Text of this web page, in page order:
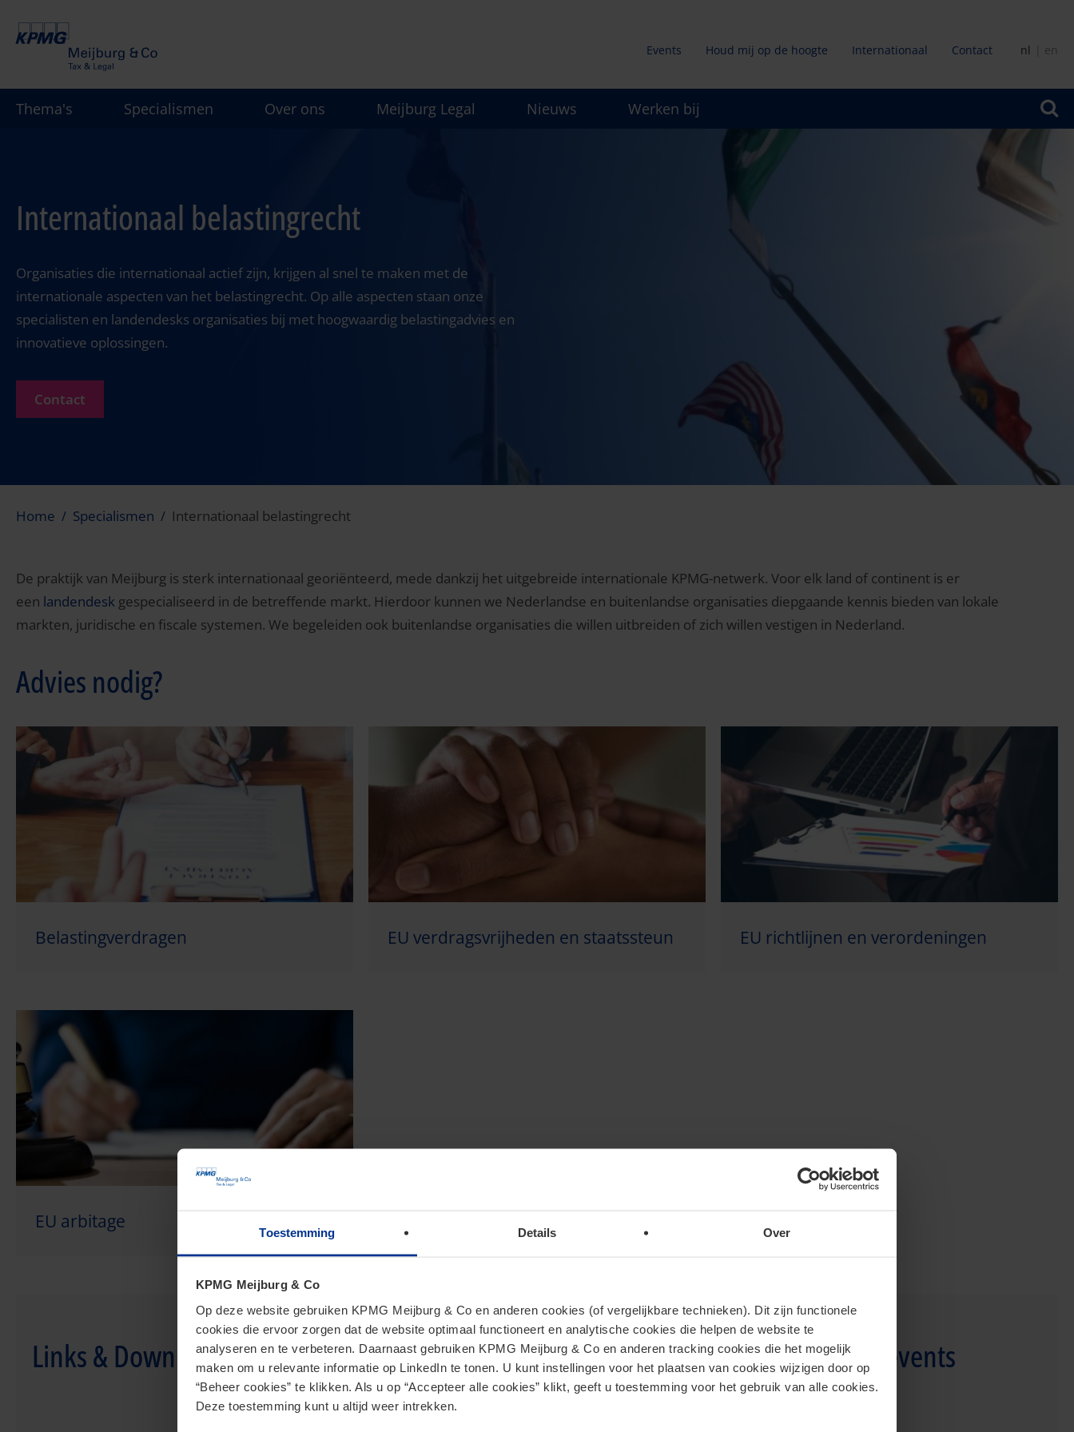
Toestemming Details Over
KPMG Meijburg & Co
Op deze website gebruiken KPMG Meijburg & Co en anderen cookies (of vergelijkbare technieken). Dit zijn functionele
cookies die ervoor zorgen dat de website optimaal functioneert en analytische cookies die helpen de website te
analyseren en te verbeteren. Daarnaast gebruiken KPMG Meijburg & Co en anderen tracking cookies die het mogelijk
maken om u relevante informatie op LinkedIn te tonen. U kunt instellingen voor het plaatsen van cookies wijzigen door op
“Beheer cookies” te klikken. Als u op “Accepteer alle cookies” klikt, geeft u toestemming voor het gebruik van alle cookies.
Deze toestemming kunt u altijd weer intrekken.
gaan
Secundair
menu
Events Houd mij op de hoogte Internationaal Contact nl en
Thema's Specialismen Over ons Meijburg Legal Nieuws Werken bij
Internationaal belastingrecht
Organisaties die internationaal actief zijn, krijgen al snel te maken met de
internationale aspecten van het belastingrecht. Op alle aspecten staan onze
specialisten en landendesks organisaties bij met hoogwaardig belastingadvies en
innovatieve oplossingen.
Contact
Home Specialismen Internationaal belastingrecht
De praktijk van Meijburg is sterk internationaal georiënteerd, mede dankzij het uitgebreide internationale KPMG-netwerk. Voor elk land of continent is er
een landendesk gespecialiseerd in de betreffende markt. Hierdoor kunnen we Nederlandse en buitenlandse organisaties diepgaande kennis bieden van lokale
markten, juridische en fiscale systemen. We begeleiden ook buitenlandse organisaties die willen uitbreiden of zich willen vestigen in Nederland.
Advies nodig?
Belastingverdragen EU verdragsvrijheden en staatssteun EU richtlijnen en verordeningen
EU arbitage
Links & Downloads Actueel Aankomende events